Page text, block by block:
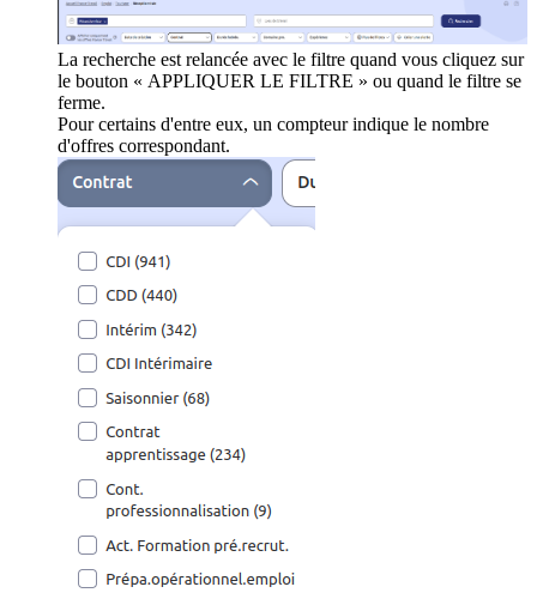
La recherche est relancée avec le filtre quand vous cliquez sur
le bouton « APPLIQUER LE FILTRE » ou quand le filtre se
ferme.
Pour certains d'entre eux, un compteur indique le nombre
d'offres correspondant.